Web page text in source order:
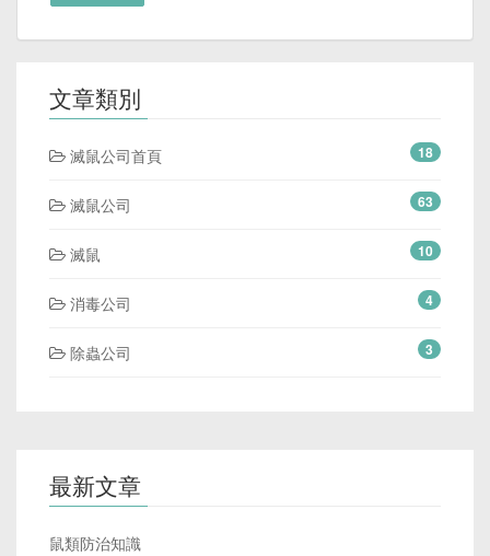
文章類別
滅鼠公司首頁 18
滅鼠公司 63
滅鼠 10
消毒公司 4
除蟲公司 3
最新文章
鼠類防治知識